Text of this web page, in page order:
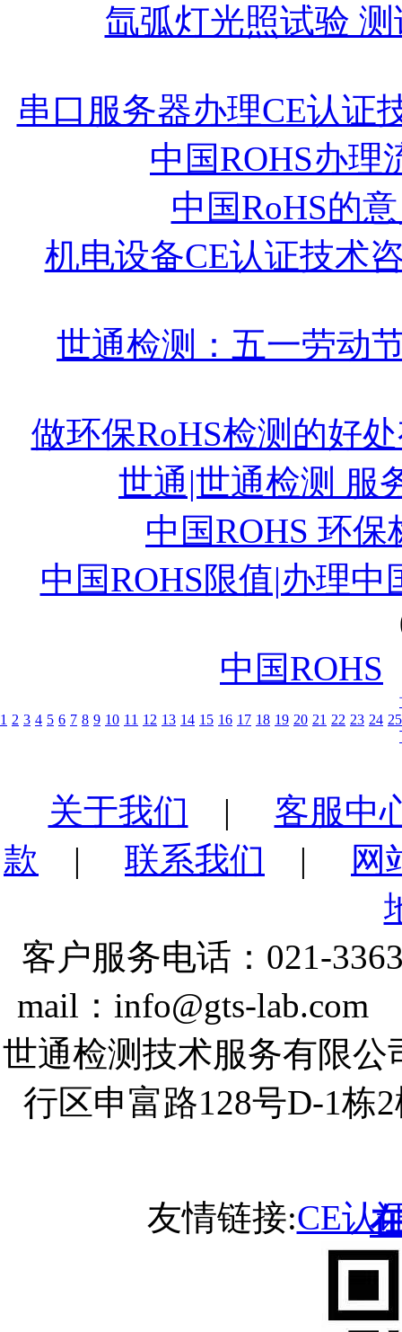
氙弧灯光照试验
串口服务器办理CE认证
中国ROHS办理
中国RoHS的
机电设备CE认证技术
世通检测：五一劳动
做环保RoHS检测的好
世通|世通检测 服
中国ROHS 环保
中国ROHS限值|办理中
中国ROHS
1 2 3 4 5 6 7 8 9 10 11 12 13 14 15 16 17 18 19 20 21 22 23 24 25
关于我们 | 客服中
款 | 联系我们 |
网
客户服务电话：021-
mail：info@gts-
世通检测技术服务有限
行区申富路128号D-1
友情链接:CE认